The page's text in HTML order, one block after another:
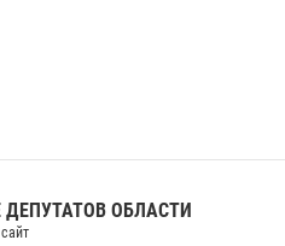
ДЕПУТАТОВ ОБЛАСТИ